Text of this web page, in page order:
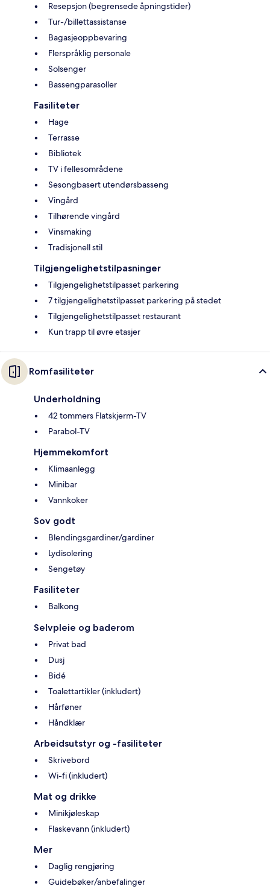
Resepsjon (begrensede åpningstider)
Tur-/billettassistanse
Bagasjeoppbevaring
Flerspråklig personale
Solsenger
Bassengparasoller
Fasiliteter
Hage
Terrasse
Bibliotek
TV i fellesområdene
Sesongbasert utendørsbasseng
Vingård
Tilhørende vingård
Vinsmaking
Tradisjonell stil
Tilgjengelighetstilpasninger
Tilgjengelighetstilpasset parkering
7 tilgjengelighetstilpasset parkering på stedet
Tilgjengelighetstilpasset restaurant
Kun trapp til øvre etasjer
Romfasiliteter
Underholdning
42 tommers Flatskjerm-TV
Parabol-TV
Hjemmekomfort
Klimaanlegg
Minibar
Vannkoker
Sov godt
Blendingsgardiner/gardiner
Lydisolering
Sengetøy
Fasiliteter
Balkong
Selvpleie og baderom
Privat bad
Dusj
Bidé
Toalettartikler (inkludert)
Hårføner
Håndklær
Arbeidsutstyr og -fasiliteter
Skrivebord
Wi-fi (inkludert)
Mat og drikke
Minikjøleskap
Flaskevann (inkludert)
Mer
Daglig rengjøring
Guidebøker/anbefalinger